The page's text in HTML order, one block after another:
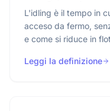
L'idling è il tempo in
acceso da fermo,
e come si riduce in
Leggi la definizione